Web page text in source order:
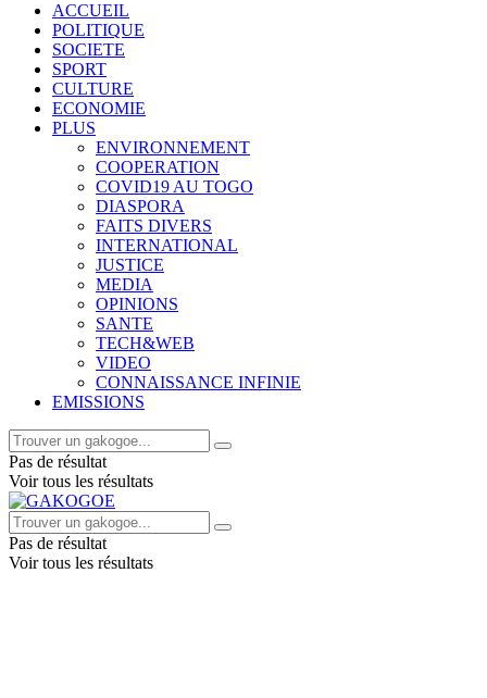
ACCUEIL
POLITIQUE
SOCIETE
SPORT
CULTURE
ECONOMIE
PLUS
ENVIRONNEMENT
COOPERATION
COVID19 AU TOGO
DIASPORA
FAITS DIVERS
INTERNATIONAL
JUSTICE
MEDIA
OPINIONS
SANTE
TECH&WEB
VIDEO
CONNAISSANCE INFINIE
EMISSIONS
Pas de résultat
Voir tous les résultats
Pas de résultat
Voir tous les résultats